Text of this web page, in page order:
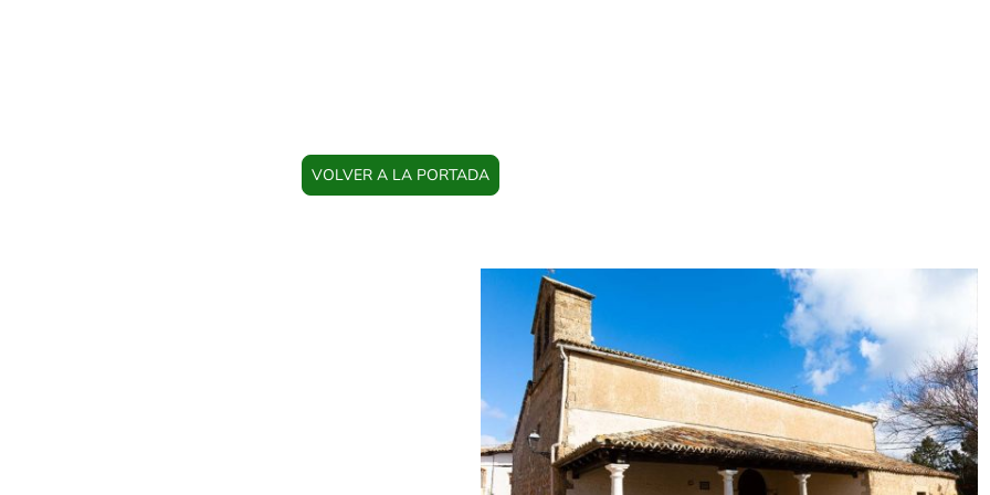
VOLVER A LA PORTADA